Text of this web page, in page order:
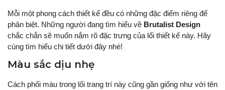
Mỗi một phong cách thiết kế đều có những đặc điểm riêng để
phân biệt. Những người đang tìm hiểu về Brutalist Design
chắc chắn sẽ muốn nắm rõ đặc trưng của lối thiết kế này. Hãy
cùng tìm hiểu chi tiết dưới đây nhé!
Màu sắc dịu nhẹ
Cách phối màu trong lối trang trí này cũng gần giống như với tên